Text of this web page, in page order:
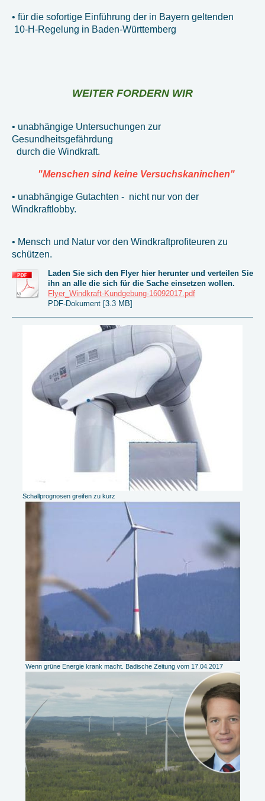
• für die sofortige Einführung der in Bayern geltenden
10-H-Regelung in Baden-Württemberg
WEITER FORDERN WIR
• unabhängige Untersuchungen zur
Gesundheitsgefährdung
durch die Windkraft.
"Menschen sind keine Versuchskaninchen"
• unabhängige Gutachten - nicht nur von der
Windkraftlobby.
• Mensch und Natur vor den Windkraftprofiteuren zu
schützen.
Laden Sie sich den Flyer hier herunter und verteilen Sie
ihn an alle die sich für die Sache einsetzen wollen.
Flyer_Windkraft-Kundgebung-16092017.pdf
PDF-Dokument [3.3 MB]
Schallprognosen greifen zu kurz
Wenn grüne Energie krank macht. Badische Zeitung vom 17.04.2017